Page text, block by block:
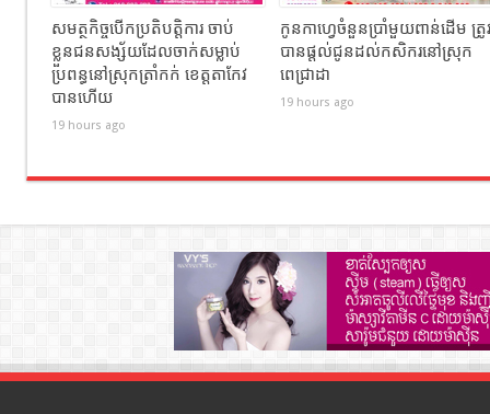
សមត្ថកិច្ចបើកប្រតិបត្តិការ ចាប់
ខ្លួនជនសង្ស័យដែលចាក់សម្លាប់
ប្រពន្ធនៅស្រុកត្រាំកក់ ខេត្តតាកែវ
បានហេីយ
19 hours ago
កូនកាហ្វេចំនួនប្រាំមួយពាន់ដើម ត្រូ
បានផ្តល់ជូនដល់កសិករនៅស្រុក
ពេជ្រាដា
19 hours ago